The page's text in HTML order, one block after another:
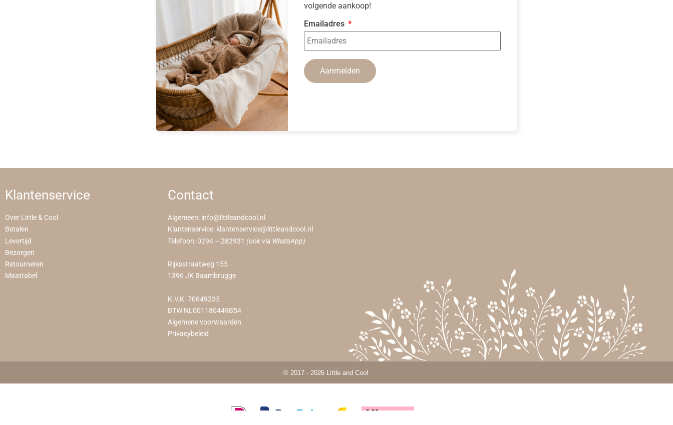
volgende aankoop!
Emailadres
Aanmelden
Klantenservice
Over Little & Cool
Betalen
Levertijd
Bezorgen
Retourneren
Maattabel
Contact
Algemeen: info@littleandcool.nl
Klantenservice: klantenservice@littleandcool.nl
Telefoon: 0294 – 282931 (ook via WhatsApp)
Rijksstraatweg 155
1396 JK Baambrugge
K.V.K. 70649235
BTW NL001180449B54
Algemene voorwaarden
Privacybeleid
© 2017 - 2026 Little and Cool